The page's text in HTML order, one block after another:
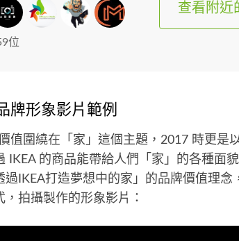
位
查看附近
牌形象影片範例
價值圍繞在「家」這個主題，2017 時更是
IKEA 的商品能帶給人們「家」的各種面
過IKEA打造夢想中的家」的品牌價值理念
，拍攝製作的形象影片：